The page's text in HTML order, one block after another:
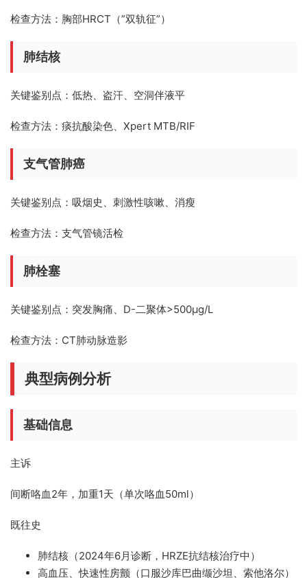
检查方法： 胸部HRCT（”双轨征”）
肺结核
关键鉴别点： 低热、盗汗、空洞伴液平
检查方法： 痰抗酸染色、Xpert MTB/RIF
支气管肺癌
关键鉴别点： 吸烟史、刺激性咳嗽、消瘦
检查方法： 支气管镜活检
肺栓塞
关键鉴别点： 突发胸痛、D-二聚体>500μg/L
检查方法： CT肺动脉造影
典型病例分析
基础信息
主诉
间断咯血2年，加重1天（单次咯血50ml）
既往史
肺结核（2024年6月诊断，HRZE抗结核治疗中）
高血压、快速性房颤（口服沙库巴曲缬沙坦、索他洛尔）